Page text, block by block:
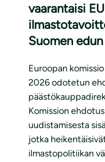
vaarantaisi
Suomen
Euroopan
2026 odotetun
Komission
uudistamisesta
jotka
ilmastopolitiikan